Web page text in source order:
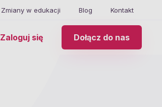
Zmiany w edukacji Blog Kontakt
Zaloguj się Dołącz do nas